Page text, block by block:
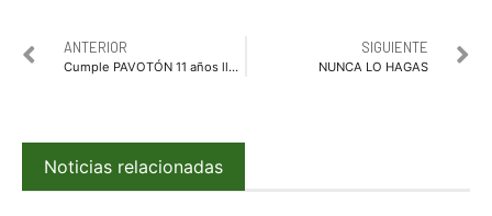
ANTERIOR
Cumple PAVOTÓN 11 años llegando a las familias ahomenses
SIGUIENTE
NUNCA LO HAGAS
Noticias relacionadas